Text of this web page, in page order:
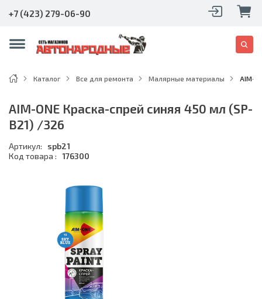
+7 (423) 279-06-90
Каталог Все для ремонта Малярные материалы AIM-
AIM-ONE Краска-спрей синяя 450 мл (SP-
B21) /326
Артикул:
spb21
Код товара : 176300